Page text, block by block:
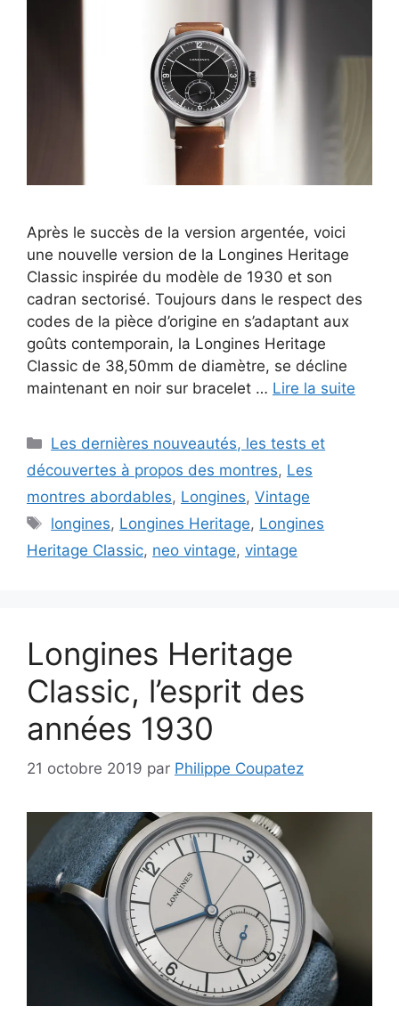
Après le succès de la version argentée, voici
une nouvelle version de la Longines Heritage
Classic inspirée du modèle de 1930 et son
cadran sectorisé. Toujours dans le respect des
codes de la pièce d’origine en s’adaptant aux
goûts contemporain, la Longines Heritage
Classic de 38,50mm de diamètre, se décline
maintenant en noir sur bracelet … Lire la suite
Catégories
Les dernières nouveautés, les tests et
découvertes à propos des montres, Les
montres abordables, Longines, Vintage
Étiquettes
longines, Longines Heritage, Longines
Heritage Classic, neo vintage, vintage
Longines Heritage
Classic, l’esprit des
années 1930
21 octobre 2019 par Philippe Coupatez